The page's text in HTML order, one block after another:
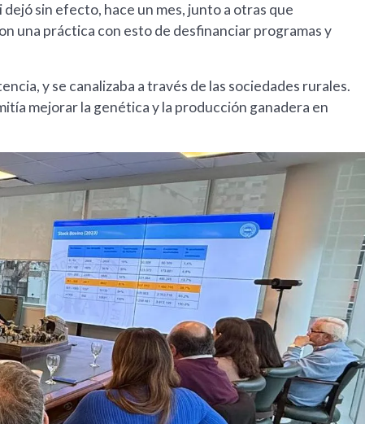
sin efecto, hace un mes, junto a otras que
una práctica con esto de desfinanciar programas y
y se canalizaba a través de las sociedades rurales.
mejorar la genética y la producción ganadera en